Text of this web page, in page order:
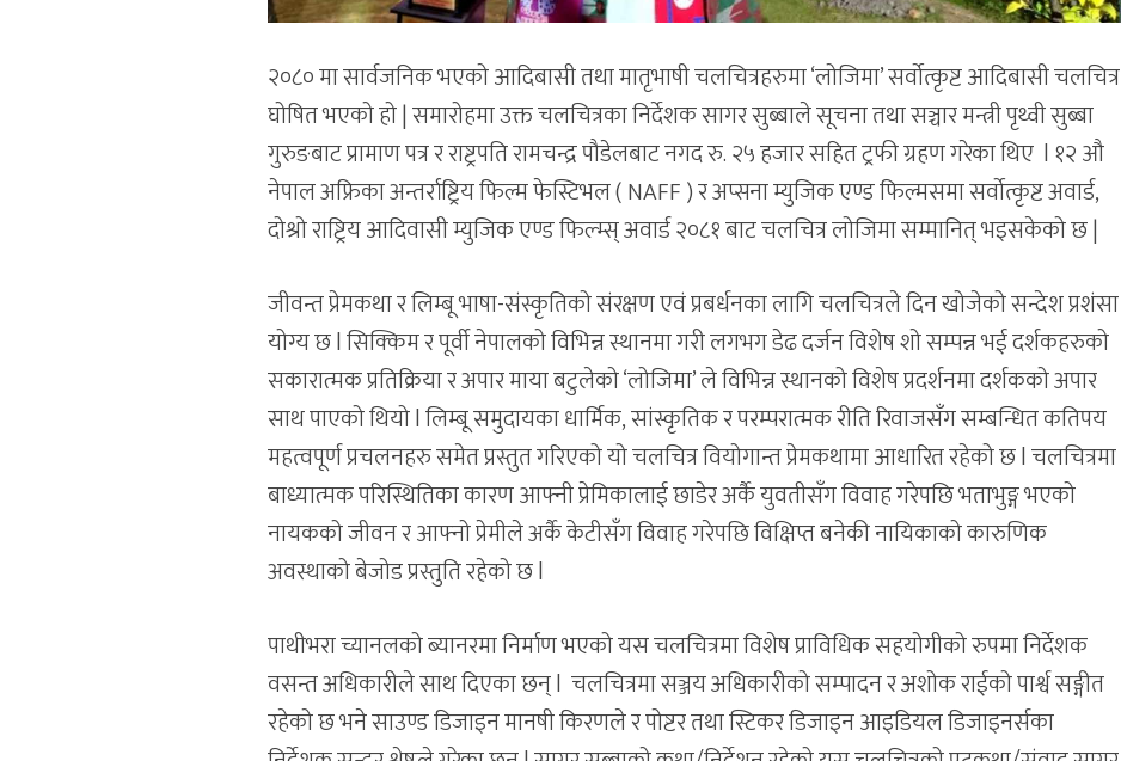
२०८० मा सार्वजनिक भएको आदिबासी तथा मातृभाषी चलचित्रहरुमा ‘लोजिमा’ सर्वोत्कृष्ट आदिबासी चलचित्र
घोषित भएको हो | समारोहमा उक्त चलचित्रका निर्देशक सागर सुब्बाले सूचना तथा सञ्चार मन्त्री पृथ्वी सुब्बा
गुरुङबाट प्रामाण पत्र र राष्ट्रपति रामचन्द्र पौडेलबाट नगद रु. २५ हजार सहित ट्रफी ग्रहण गरेका थिए l १२ औ
नेपाल अफ्रिका अन्तर्राष्ट्रिय फिल्म फेस्टिभल ( NAFF ) र अप्सना म्युजिक एण्ड फिल्मसमा सर्वोत्कृष्ट अवार्ड,
दोश्रो राष्ट्रिय आदिवासी म्युजिक एण्ड फिल्म्स् अवार्ड २०८१ बाट चलचित्र लोजिमा सम्मानित् भइसकेको छ |
जीवन्त प्रेमकथा र लिम्बू भाषा-संस्कृतिको संरक्षण एवं प्रबर्धनका लागि चलचित्रले दिन खोजेको सन्देश प्रशंसा
योग्य छ l सिक्किम र पूर्वी नेपालको विभिन्न स्थानमा गरी लगभग डेढ दर्जन विशेष शो सम्पन्न भई दर्शकहरुको
सकारात्मक प्रतिक्रिया र अपार माया बटुलेको ‘लोजिमा’ ले विभिन्न स्थानको विशेष प्रदर्शनमा दर्शकको अपार
साथ पाएको थियो l लिम्बू समुदायका धार्मिक, सांस्कृतिक र परम्परात्मक रीति रिवाजसँग सम्बन्धित कतिपय
महत्वपूर्ण प्रचलनहरु समेत प्रस्तुत गरिएको यो चलचित्र वियोगान्त प्रेमकथामा आधारित रहेको छ l चलचित्रमा
बाध्यात्मक परिस्थितिका कारण आफ्नी प्रेमिकालाई छाडेर अर्कै युवतीसँग विवाह गरेपछि भताभुङ्ग भएको
नायकको जीवन र आफ्नो प्रेमीले अर्कै केटीसँग विवाह गरेपछि विक्षिप्त बनेकी नायिकाको कारुणिक
अवस्थाको बेजोड प्रस्तुति रहेको छ l
पाथीभरा च्यानलको ब्यानरमा निर्माण भएको यस चलचित्रमा विशेष प्राविधिक सहयोगीको रुपमा निर्देशक
वसन्त अधिकारीले साथ दिएका छन् l चलचित्रमा सञ्जय अधिकारीको सम्पादन र अशोक राईको पार्श्व सङ्गीत
रहेको छ भने साउण्ड डिजाइन मानषी किरणले र पोष्टर तथा स्टिकर डिजाइन आइडियल डिजाइनर्सका